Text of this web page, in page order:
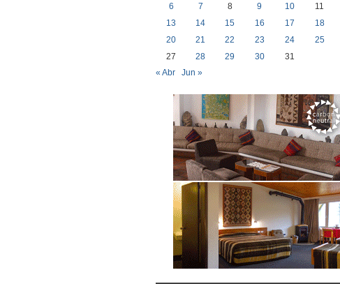
6
7 8 9 10 11
13
14 15 16 17 18
20
21 22 23 24 25
27
28 29 30
31
« Abr
Jun »